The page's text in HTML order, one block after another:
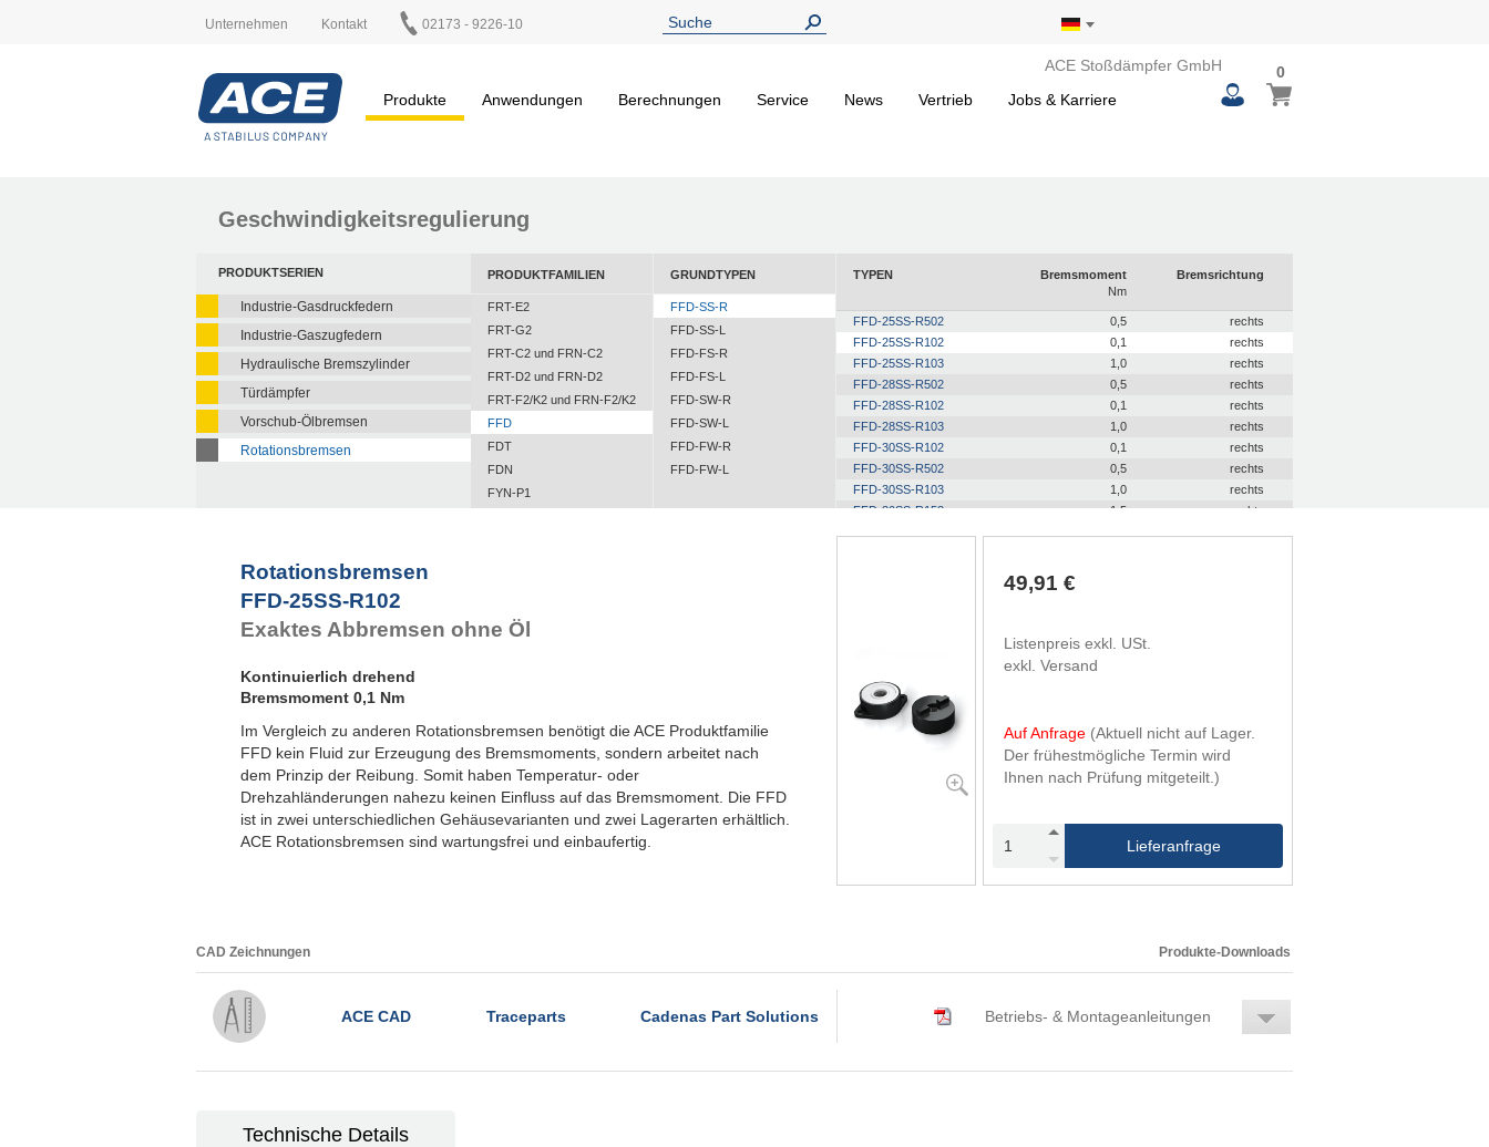
Unternehmen Kontakt 02173 - 9226-10
ACE Stoßdämpfer GmbH
Produkte
Anwendungen Berechnungen Service News Vertrieb Jobs & Karriere
Mein Warenkorb
00
items
Geschwindigkeitsregulierung
PRODUKTSERIEN
Industrie-Gasdruckfedern
Industrie-Gaszugfedern
Hydraulische Bremszylinder
Türdämpfer
Vorschub-Ölbremsen
Rotationsbremsen
PRODUKTFAMILIEN
FRT-E2
FRT-G2
FRT-C2 und FRN-C2
FRT-D2 und FRN-D2
FRT-F2/K2 und FRN-F2/K2
FFD
FDT
FDN
FYN-P1
GRUNDTYPEN
FFD-SS-R
FFD-SS-L
FFD-FS-R
FFD-FS-L
FFD-SW-R
FFD-SW-L
FFD-FW-R
FFD-FW-L
TYPEN
Bremsmoment
Nm
Bremsrichtung
FFD-25SS-R502 0,5
rechts
FFD-25SS-R102
0,1
rechts
FFD-25SS-R103
1,0
rechts
FFD-28SS-R502
0,5
rechts
FFD-28SS-R102
0,1
rechts
FFD-28SS-R103
1,0
rechts
FFD-30SS-R102
0,1
rechts
FFD-30SS-R502
0,5
rechts
FFD-30SS-R103
1,0
rechts
FFD-30SS-R153
1,5 rechts
Rotationsbremsen
FFD-25SS-R102
Exaktes Abbremsen ohne Öl
Kontinuierlich drehend
Bremsmoment 0,1 Nm
Im Vergleich zu anderen Rotationsbremsen benötigt die ACE Produktfamilie
FFD kein Fluid zur Erzeugung des Bremsmoments, sondern arbeitet nach
dem Prinzip der Reibung. Somit haben Temperatur- oder
Drehzahländerungen nahezu keinen Einfluss auf das Bremsmoment. Die FFD
ist in zwei unterschiedlichen Gehäusevarianten und zwei Lagerarten erhältlich.
ACE Rotationsbremsen sind wartungsfrei und einbaufertig.
49,91 €
Listenpreis exkl. USt.
exkl. Versand
Auf Anfrage (Aktuell nicht auf Lager.
Der frühestmögliche Termin wird
Ihnen nach Prüfung mitgeteilt.)
Lieferanfrage
CAD Zeichnungen Produkte-Downloads
ACE CAD Traceparts Cadenas Part Solutions Betriebs- & Montageanleitungen
Technische Details